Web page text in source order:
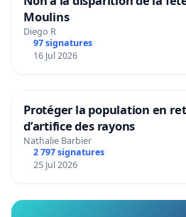
Moulins
Diego R
97 signatures
16 Jul 2026
Protéger la population en
d’artifice des rayons
Nathalie Barbier
2 797 signatures
25 Jul 2026